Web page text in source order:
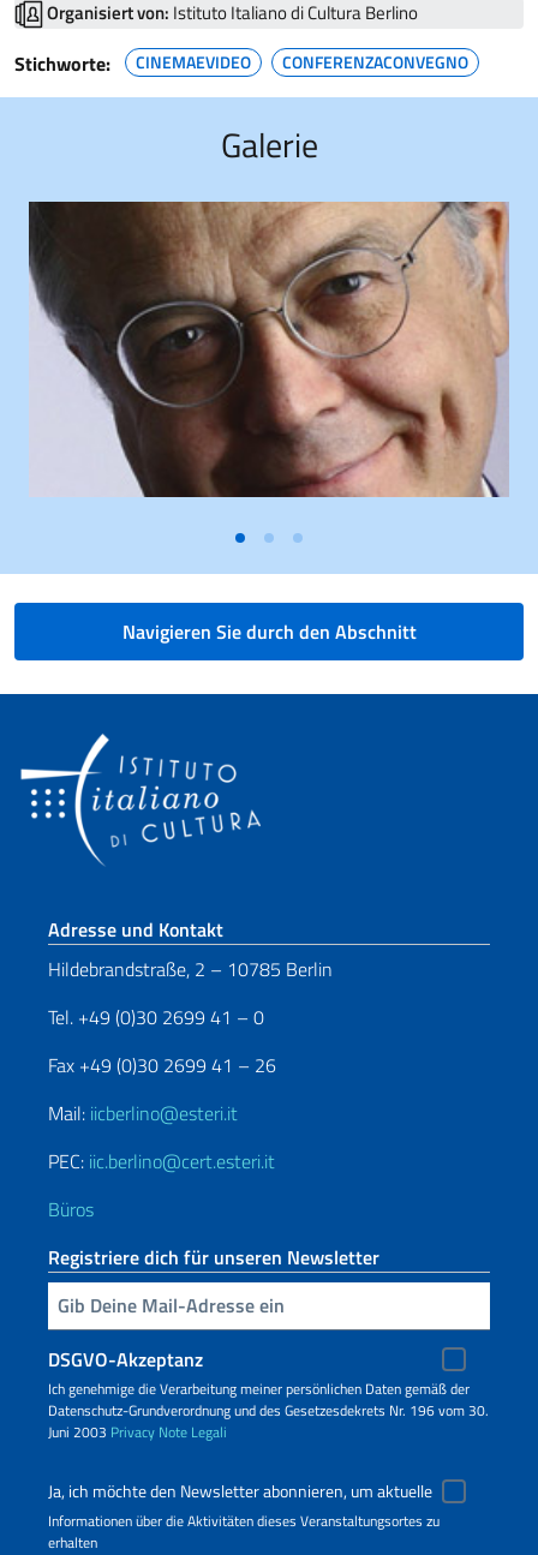
Organisiert von: Istituto Italiano di Cultura Berlino
Stichworte: CINEMAEVIDEO CONFERENZACONVEGNO
Galerie
Navigieren Sie durch den Abschnitt
Fußbereich
Adresse und Kontakt
Hildebrandstraße, 2 – 10785 Berlin
Tel. +49 (0)30 2699 41 – 0
Fax +49 (0)30 2699 41 – 26
Mail: iicberlino@esteri.it
PEC: iic.berlino@cert.esteri.it
Büros
Registriere dich für unseren Newsletter
Geben Sie Ihre E-Mail ein
DSGVO-Akzeptanz
Ich genehmige die Verarbeitung meiner persönlichen Daten gemäß der
Datenschutz-Grundverordnung und des Gesetzesdekrets Nr. 196 vom 30.
Juni 2003 Privacy Note Legali
Ja, ich möchte den Newsletter abonnieren, um aktuelle
Informationen über die Aktivitäten dieses Veranstaltungsortes zu
erhalten